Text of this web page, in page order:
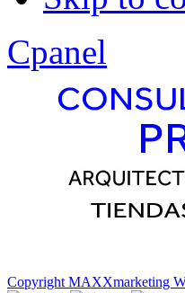
Cpanel
Copyright MAXXmarketing